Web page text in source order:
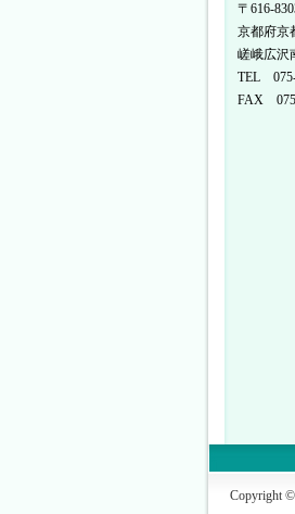
〒616-
京都府京
嵯峨広沢
TEL 075-
FAX
Copyright ©